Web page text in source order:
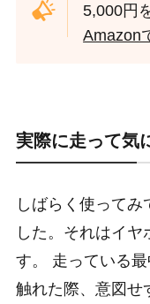
5,000円
Amazon
実際に走って気
しばらく使ってみ
した。それはイ
す。 走っている
触れた際、意図せ